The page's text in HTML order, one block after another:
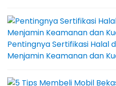
Pentingnya Sertifikasi Halal
Menjamin Keamanan dan